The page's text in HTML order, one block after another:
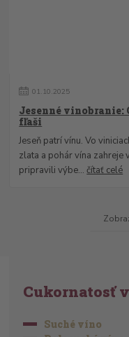
01. 10.2025
Jesenné
fľaši
Jeseň patrí vínu. Vo
zlata a pohár vína zahreje
pripravili výbe...čítať celé
Cukornatosť
Suché víno